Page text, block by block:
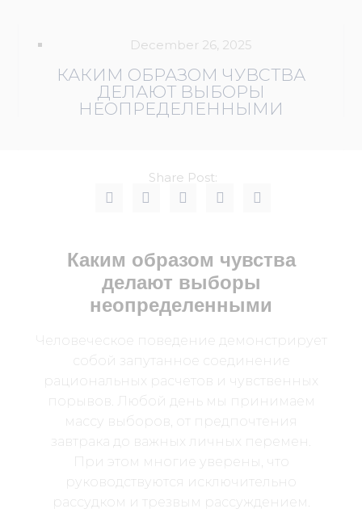
December 26, 2025
КАКИМ ОБРАЗОМ ЧУВСТВА
ДЕЛАЮТ ВЫБОРЫ
НЕОПРЕДЕЛЕННЫМИ
Share Post:
Каким образом чувства
делают выборы
неопределенными
Человеческое поведение демонстрирует
собой запутанное соединение
рациональных расчетов и чувственных
порывов. Любой день мы принимаем
массу выборов, от предпочтения
завтрака до важных личных перемен.
При этом многие уверены, что
руководствуются исключительно
рассудком и трезвым рассуждением.